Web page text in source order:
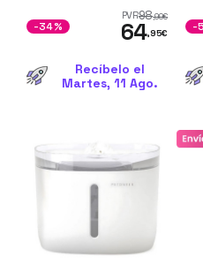
PVR98,99€
64,95€
-34%
Recíbelo el
Martes, 11 Ago.
-